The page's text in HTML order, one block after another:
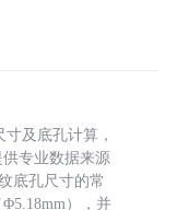
及底孔计算，
专业数据来源
底孔尺寸的常
），并